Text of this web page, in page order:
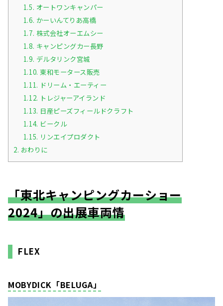
1.5. オートワンキャンパー
1.6. かーいんてりあ高橋
1.7. 株式会社オーエムシー
1.8. キャンピングカー長野
1.9. デルタリンク宮城
1.10. 東和モータース販売
1.11. ドリーム・エーティー
1.12. トレジャーアイランド
1.13. 日産ピーズフィールドクラフト
1.14. ビークル
1.15. リンエイプロダクト
2. おわりに
「東北キャンピングカーショー
2024」の出展車両情
FLEX
MOBYDICK「BELUGA」